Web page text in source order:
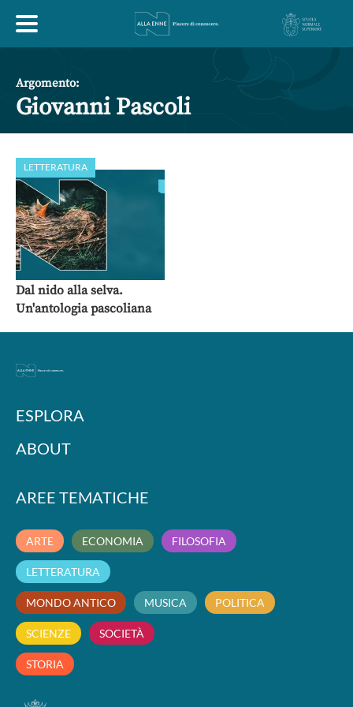
ESPLORA
ABOUT
ARTE
LETTERATURA MONDO ANTICO
POLITICA SCIENZE
Argomento:
Giovanni Pascoli
LETTERATURA
Dal nido alla selva.
Un'antologia pascoliana
ESPLORA
ABOUT
AREE TEMATICHE
ARTE ECONOMIA FILOSOFIA
LETTERATURA
MONDO ANTICO MUSICA POLITICA
SCIENZE SOCIETÀ
STORIA